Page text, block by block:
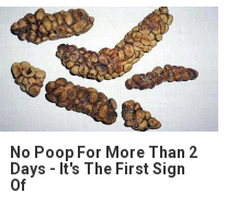
No Poop For More Than 2
Days - It's The First Sign
Of